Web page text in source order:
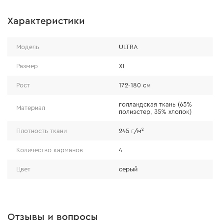
Преимущества
повышенной износостойкости плотностью 245
используемые материалы обеспечивают
высокую воздухопроницаемость, а также
куртка имеет продуманную конструкцию для
Характеристики
Модель ULTRA
Размер XL
Рост 172-180 см
Материал
голландская ткань (65%
полиэстер, 35% хлопок)
Плотность ткани 245 г/м²
Количество карманов 4
Цвет серый
Отзывы и вопросы